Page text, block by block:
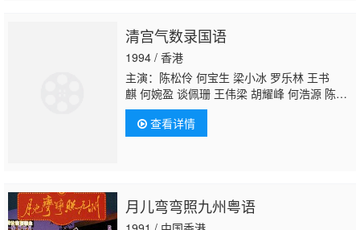
清宫气数录国语
1994 / 香港
主演：陈松伶 何宝生 梁小冰 罗乐林 王书
麒 何婉盈 谈佩珊 王伟梁 胡耀峰 何浩源 陈中
坚 何璧坚 陈勉良 萧山仁 黄天铎 黄新 麦皓
为 张英才 许实贤 郭少芸 李欣曉 方傑 黄成
想 河国荣 区岳 戴少民 郭卓桦 麦嘉伦 张延 虞
汝超 凌汉 林珮君 蒋文端 王维德 邵卓尧
匡刘桂芳 陈荣峻 游飙 薛纯基 陆丽燕 温双
查看详情
月儿弯弯照九州粤语